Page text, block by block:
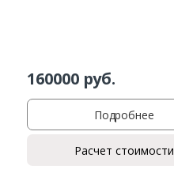
160000руб.
Подробнее
Расчет стоимости